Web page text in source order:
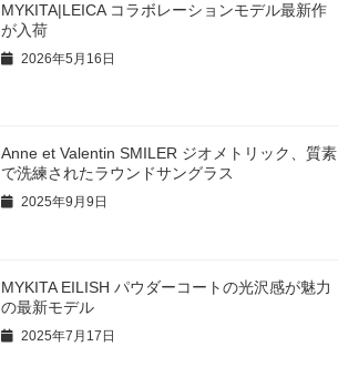
MYKITA|LEICA コラボレーションモデル最新作
が入荷
2026年5月16日
Anne et Valentin SMILER ジオメトリック、質素
で洗練されたラウンドサングラス
2025年9月9日
MYKITA EILISH パウダーコートの光沢感が魅力
の最新モデル
2025年7月17日